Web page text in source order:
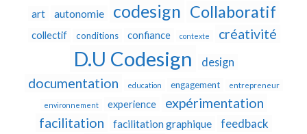
art autonomie codesign Collaboratif
collectif conditions confiance contexte créativité
D.U Codesign design
documentation education engagement entrepreneur
environnement experience
expérimentation
facilitation
facilitation graphique feedback